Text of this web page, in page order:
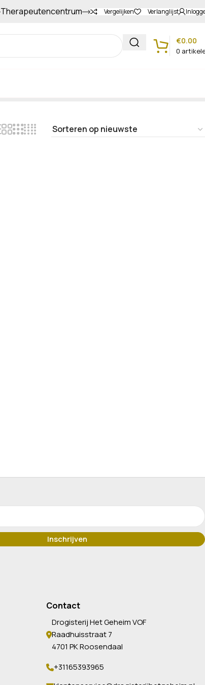
Gapers sparen voor extra korting
Therapeutencentrum Vergelijken Verlanglijst
0
€0.00
Contact
Drogisterij Het Geheim VOF
Raadhuisstraat 7
4701 PK Roosendaal
+31165393965